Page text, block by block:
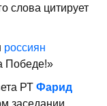
слова цитирует
россиян
Победе!»
РТ Фарид